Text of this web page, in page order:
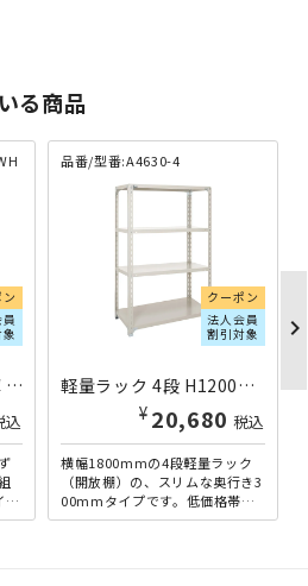
る商品
スリムオープン5段書庫 SMシリーズ W600×D350×H1787 SM-STLSSLOP-5-WH | 844662
込
行
品番/型番:A4630-4
クーポン
法人会員
割引対象
軽量ラック 4段 H1200×W1800×D300 A4630-4 | 613010
¥ 20,680 税込
横幅1800mmの4段軽量ラック
（開放棚）の、スリムな奥行き3
00mmタイプです。低価格帯な
がら120kgの棚板耐荷重を実現
chevron_right